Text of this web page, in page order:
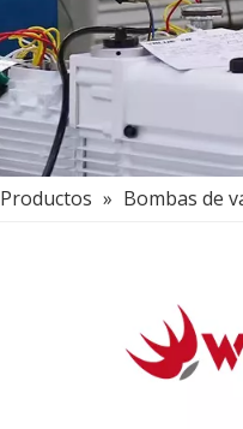
Productos » Bombas de